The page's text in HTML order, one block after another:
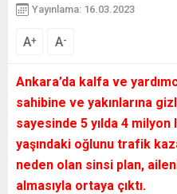
Yayınlama: 16.03.2023
A+ A-
Ankara’da kalfa ve
sahibine ve yakınlarına
sayesinde 5 yılda 4 milyon
yaşındaki oğlunu trafik
neden olan sinsi plan,
almasıyla ortaya çıktı.